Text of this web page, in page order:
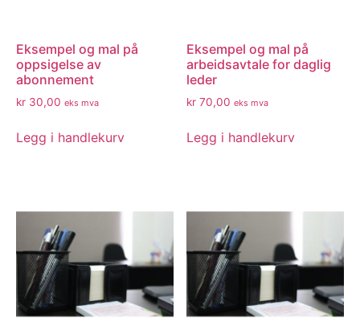
Eksempel og mal på
oppsigelse av
abonnement
kr 30,00 eks mva
Legg i handlekurv
Eksempel og mal på
arbeidsavtale for daglig
leder
kr 70,00 eks mva
Legg i handlekurv